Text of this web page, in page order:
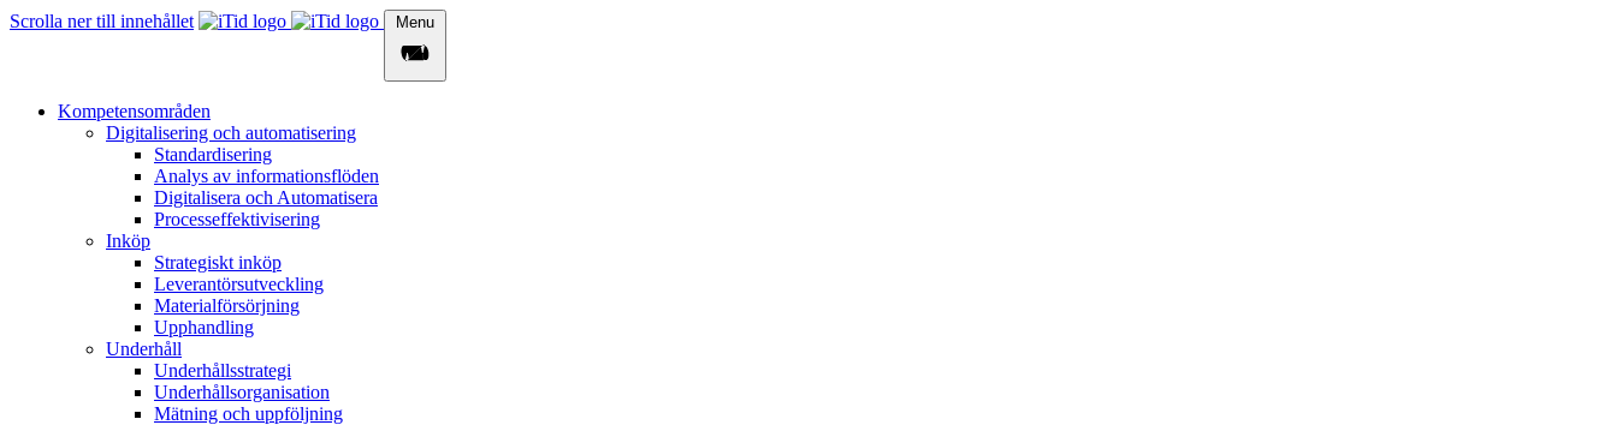
Scrolla ner till innehållet
Kompetensområden
Digitalisering och automatisering
Standardisering
Analys av informationsflöden​
Digitalisera och Automatisera
Processeffektivisering
Inköp
Strategiskt inköp
Leverantörsutveckling
Materialförsörjning
Upphandling
Underhåll
Underhållsstrategi
Underhållsorganisation
Mätning och uppföljning